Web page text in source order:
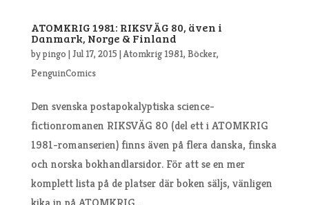
ATOMKRIG 1981: RIKSVÄG 80, även i
Danmark, Norge & Finland
bypingo |Jul 17, 2015 |Atomkrig 1981, Böcker,
PenguinComics
Den svenska postapokalyptiska science-
fictionromanen RIKSVÄG 80 (del ett i ATOMKRIG
1981-romanserien) finns även på flera danska, finska
och norska bokhandlarsidor. För att se en mer
komplett lista på de platser där boken säljs, vänligen